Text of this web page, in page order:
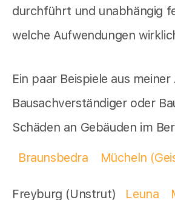
durchführt und unabhängig
welche Aufwendungen
Ein paar Beispiele aus
Bausachverständiger oder
Schäden an Gebäuden im
Braunsbedra Mücheln
Freyburg (Unstrut) Leuna